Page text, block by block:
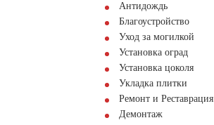
Антидождь
Благоустройство
Уход за могилкой
Установка оград
Установка цоколя
Укладка плитки
Ремонт и Реставрация
Демонтаж